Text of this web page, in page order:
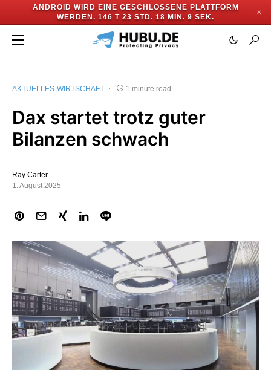
ANDROID WIRD EINE GESCHLOSSENE PLATTFORM
WERDEN. 146 T 23 STD. 18 MIN. 9 SEK.
✕
AKTUELLES WIRTSCHAFT 1 minute read
Dax startet trotz guter
Bilanzen schwach
Ray Carter
1. August 2025